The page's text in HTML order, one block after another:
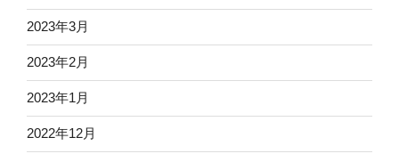
2023年3月
2023年2月
2023年1月
2022年12月